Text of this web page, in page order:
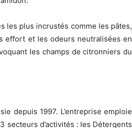
les plus incrustés comme les pâtes,
effort et les odeurs neutralisées en
les champs de citronniers du
depuis 1997. L’entreprise emploie
secteurs d’activités : les Détergents